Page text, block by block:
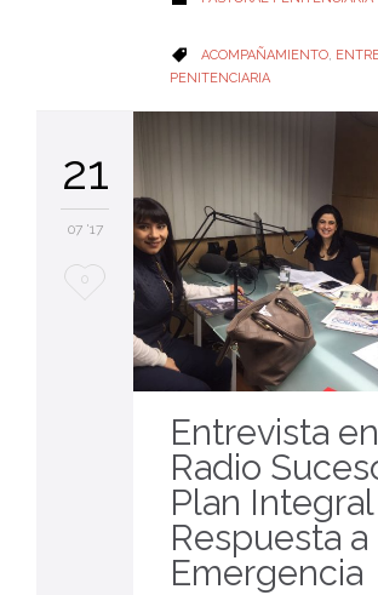
 CATEGORY
ACOMPAÑAMIENTO,
PENITENCIARIA
21
07 '17
Love
0
Entrevista en
Radio
Plan
Respuesta a
Emergencia